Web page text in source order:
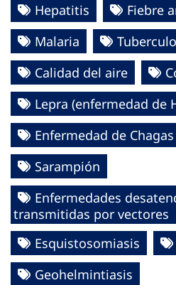
Hepatitis
Fiebre
Malaria
Calidad del aire
Lepra (enfermedad de
Enfermedad de Chagas
Sarampión
Enfermedades
transmitidas por vectores
Esquistosomiasis
Geohelmintiasis